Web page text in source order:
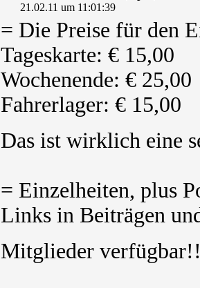
21.02.11 um 11:01:39
= Die Preise für den
Tageskarte: € 15,00
Wochenende: € 25,00
Fahrerlager: € 15,00
Das ist wirklich eine
= Einzelheiten, plus
Links in Beiträgen
Mitglieder